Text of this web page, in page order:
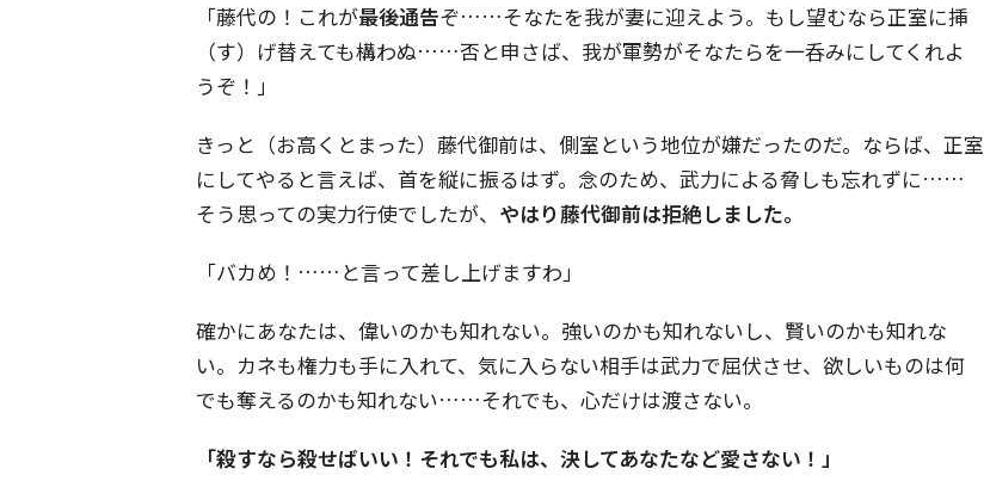
「藤代の！これが最後通告ぞ……そなたを我が妻に迎えよう。もし望むなら正室に挿
（す）げ替えても構わぬ……否と申さば、我が軍勢がそなたらを一呑みにしてくれよ
うぞ！」
きっと（お高くとまった）藤代御前は、側室という地位が嫌だったのだ。ならば、正室
にしてやると言えば、首を縦に振るはず。念のため、武力による脅しも忘れずに……
そう思っての実力行使でしたが、 やはり藤代御前は拒絶しました。
「バカめ！……と言って差し上げますわ」
確かにあなたは、偉いのかも知れない。強いのかも知れないし、賢いのかも知れな
い。カネも権力も手に入れて、気に入らない相手は武力で屈伏させ、欲しいものは何
でも奪えるのかも知れない……それでも、心だけは渡さない。
「殺すなら殺せばいい！それでも私は、決してあなたなど愛さない！」